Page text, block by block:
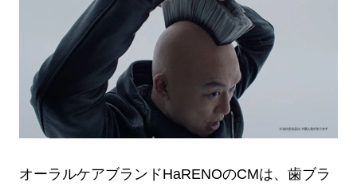
オーラルケアブランドHaRENOのCMは、歯ブラ